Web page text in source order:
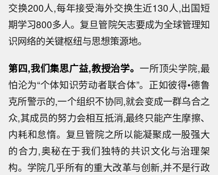
交换200人,每年接受海外交换生近130人,出国短
期学习800多人。复旦管院矢志要成为全球管理知
识网络的关键枢纽与思想策源地。
第四,我们集思广益,教授治学。 一所顶尖学院,最
怕沦为“个体知识劳动者联合体”。正如彼得•德鲁
克所警示的,一个组织不协同,就会变成一群乌合之
众,其成员的努力会相互抵消,最终只能产生摩擦、
内耗和怠惰。复旦管院之所以能凝聚成一股强大
的合力,奥秘在于我们独特的共识文化与治理架
构。学院几乎所有的重大改革与创新,并不是行政